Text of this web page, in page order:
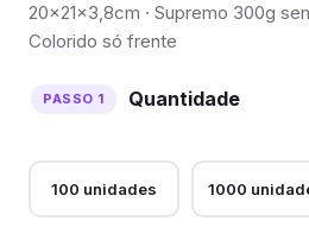
20x21x3,8cm · Supremo 300g
Colorido só frente
Quantidade
100 unidades 1000